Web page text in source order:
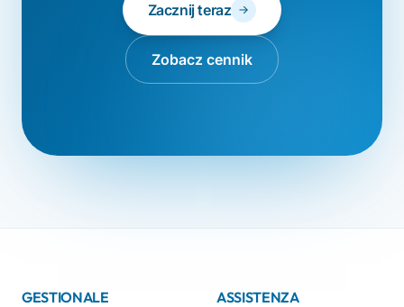
Zacznij teraz
Zobacz cennik
GESTIONALE ASSISTENZA